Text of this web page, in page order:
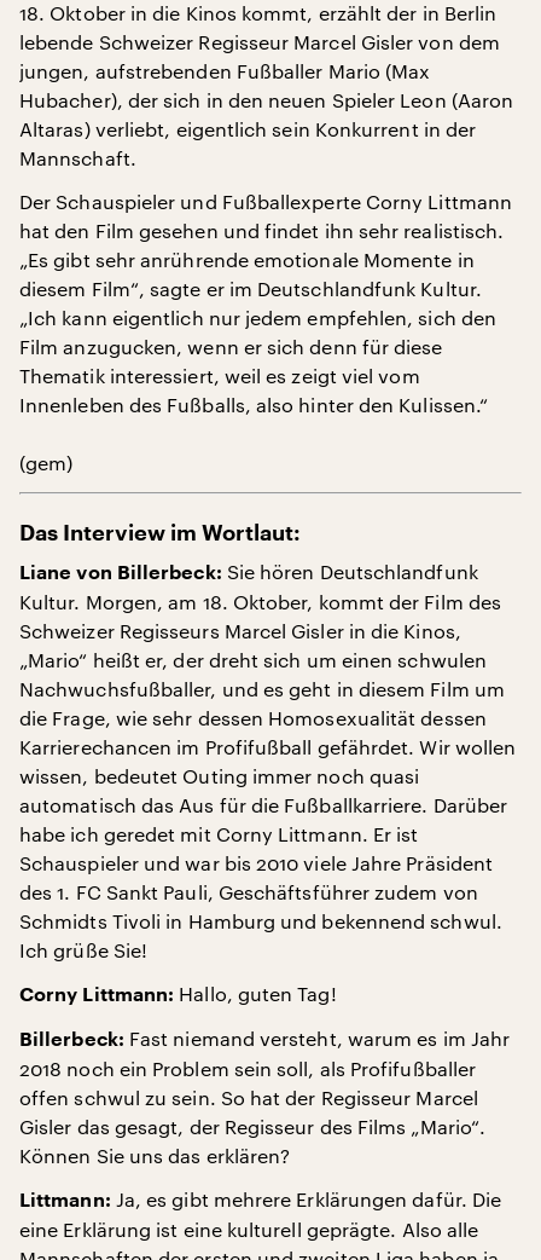
18. Oktober in die Kinos kommt, erzählt der in Berlin
lebende Schweizer Regisseur Marcel Gisler von dem
jungen, aufstrebenden Fußballer Mario (Max
Hubacher), der sich in den neuen Spieler Leon (Aaron
Altaras) verliebt, eigentlich sein Konkurrent in der
Mannschaft.
Der Schauspieler und Fußballexperte Corny Littmann
hat den Film gesehen und findet ihn sehr realistisch.
„Es gibt sehr anrührende emotionale Momente in
diesem Film“, sagte er im Deutschlandfunk Kultur.
„Ich kann eigentlich nur jedem empfehlen, sich den
Film anzugucken, wenn er sich denn für diese
Thematik interessiert, weil es zeigt viel vom
Innenleben des Fußballs, also hinter den Kulissen.“
(gem)
Das Interview im Wortlaut:
Liane von Billerbeck: Sie hören Deutschlandfunk
Kultur. Morgen, am 18. Oktober, kommt der Film des
Schweizer Regisseurs Marcel Gisler in die Kinos,
„Mario“ heißt er, der dreht sich um einen schwulen
Nachwuchsfußballer, und es geht in diesem Film um
die Frage, wie sehr dessen Homosexualität dessen
Karrierechancen im Profifußball gefährdet. Wir wollen
wissen, bedeutet Outing immer noch quasi
automatisch das Aus für die Fußballkarriere. Darüber
habe ich geredet mit Corny Littmann. Er ist
Schauspieler und war bis 2010 viele Jahre Präsident
des 1. FC Sankt Pauli, Geschäftsführer zudem von
Schmidts Tivoli in Hamburg und bekennend schwul.
Ich grüße Sie!
Corny Littmann: Hallo, guten Tag!
Billerbeck: Fast niemand versteht, warum es im Jahr
2018 noch ein Problem sein soll, als Profifußballer
offen schwul zu sein. So hat der Regisseur Marcel
Gisler das gesagt, der Regisseur des Films „Mario“.
Können Sie uns das erklären?
Littmann: Ja, es gibt mehrere Erklärungen dafür. Die
eine Erklärung ist eine kulturell geprägte. Also alle